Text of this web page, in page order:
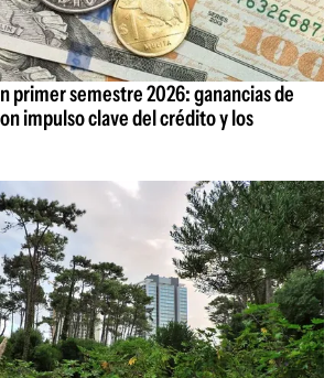
primer semestre 2026: ganancias de
impulso clave del crédito y los